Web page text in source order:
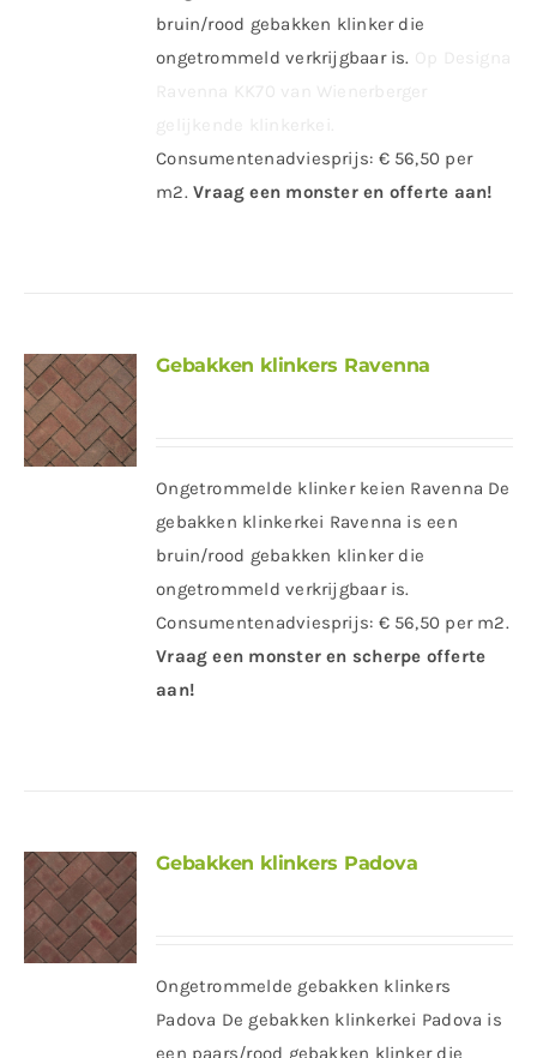
bruin/rood gebakken klinker die
ongetrommeld verkrijgbaar is.
Consumentenadviesprijs: € 56,50 per
m2.Vraag een monster en offerte aan!
Gebakken klinkers Ravenna
Ongetrommelde klinker keien Ravenna De
gebakken klinkerkei Ravenna is een
bruin/rood gebakken klinker die
ongetrommeld verkrijgbaar is.
Consumentenadviesprijs: € 56,50 per m2.
Vraag een monster en scherpe offerte
aan!
Gebakken klinkers Padova
Ongetrommelde gebakken klinkers
Padova De gebakken klinkerkei Padova is
een paars/rood gebakken klinker die